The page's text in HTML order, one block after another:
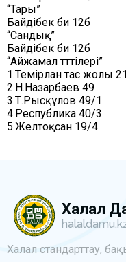
“Тары”
Байдібек би 12б
“Сандық”
Байдібек би 12б
“Айжамал тәттілері”
1.Темірлан тас жолы
2.Н.Назарбаев 49
3.Т.Рысқұлов 49/1
4.Республика 40/3
5.Желтоқсан 19/4
Халал
Халал стандарттау,